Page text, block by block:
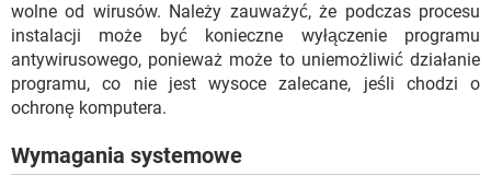
wolne od wirusów. Należy zauważyć, że podczas procesu
instalacji może być konieczne wyłączenie programu
antywirusowego, ponieważ może to uniemożliwić działanie
programu, co nie jest wysoce zalecane, jeśli chodzi o
ochronę komputera.
Wymagania systemowe